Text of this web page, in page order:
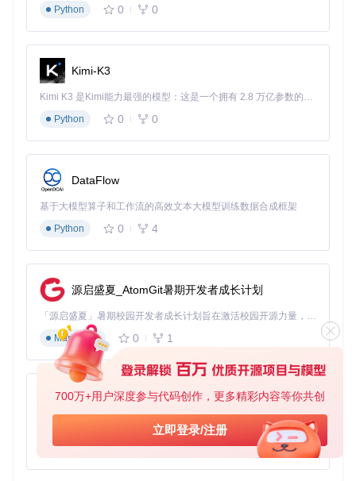
700万+用户深度参与代码创作，更多精彩内容等你共创
立即登录/注册
分场景应用指南：从入门到专业
日语学习场景最佳实践
核心需求
操作步骤：
选择"学习模式"加载视频文件
启用双语字幕功能（日语+中文）
利用时间戳定位反复收听难点片段
专业技巧 ：
使用srt2ass.py脚本将SRT文件转换为带注音的ASS格式
导出字幕文本用于制作单词卡，强化听力词汇记忆
核心需求：高效制作多平台字幕，提升内容传播力
推荐流程
上传原始视频至Colab环境
选择"高精度模式"确保字幕质量
生成ASS格式后使用样式模板统一视觉风格
效率提升技巧：
建立专属术语库，提高专业词汇识别准确率
利用N46Whisper.ipynb中的批量处理功能，同时处理多个
专业字幕制作全流程
核心需求：平衡效率与质量，降低人工校对成本
Python
0 0
Kimi-K3
Kimi K3 是Kimi能力最强的模型：这是一个拥有 2.8 万亿参数的混合专家（MoE）模型，具备原生视觉理解能力，并支持 100 万 token 的上下文窗口。
Python
0 0
DataFlow
基于大模型算子和工作流的高效文本大模型训练数据合成框架
Python
0 4
源启盛夏_AtomGit暑期开发者成长计划
「源启盛夏」暑期校园开发者成长计划旨在激活校园开源力量，通过积分激励、认证扶持、资源倾斜等形式，引导高校组织和开发者完成「入驻 — 建项目 — 做贡献 — 获认证 — 得资源」的完整闭环。无论你是想带领社团入驻平台的组织者，还是希望用代码贡献证明自己的开发者，都能在这里找到属于你的成长路径。
Markdown
0 1
py-xiaozhi
基于Python的Xiaozhi AI，适用于想要完整Xiaozhi体验而无需拥有专用硬件的用户。
Python
0 1